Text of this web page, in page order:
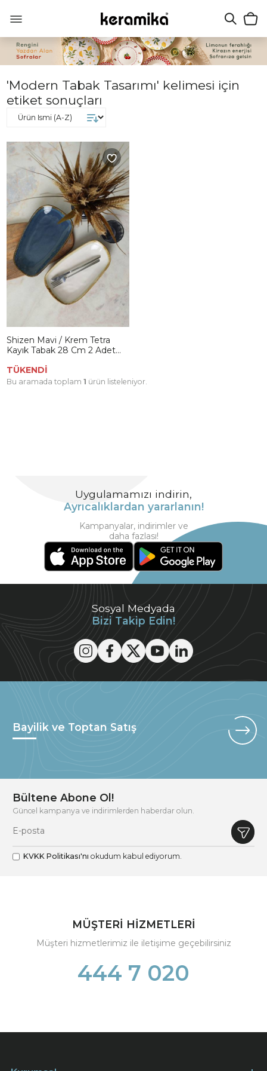
'Modern Tabak Tasarımı' kelimesi için
etiket sonuçları
Shizen Mavi / Krem Tetra
Kayık Tabak 28 Cm 2 Adet
TÜKENDİ
Bu aramada toplam 1 ürün listeleniyor.
Sosyal Medyada
Bizi Takip Edin!
Uygulamamızı indirin,
Ayrıcalıklardan yararlanın!
Kampanyalar, indirimler ve
daha fazlası!
Bayilik ve Toptan Satış
Bültene Abone Ol!
Güncel kampanya ve indirimlerden haberdar olun.
KVKK Politikası'nı okudum kabul ediyorum.
MÜŞTERİ HİZMETLERİ
Müşteri hizmetlerimiz ile iletişime geçebilirsiniz
444 7 020